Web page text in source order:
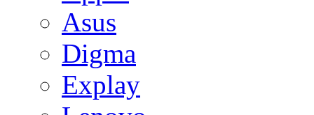
Asus
Digma
Explay